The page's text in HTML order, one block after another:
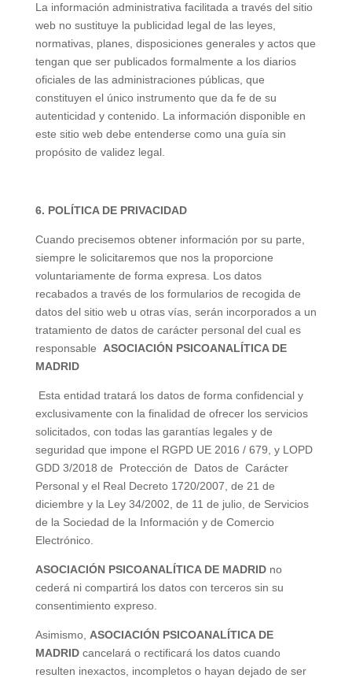
La información administrativa facilitada a través del sitio
web no sustituye la publicidad legal de las leyes,
normativas, planes, disposiciones generales y actos que
tengan que ser publicados formalmente a los diarios
oficiales de las administraciones públicas, que
constituyen el único instrumento que da fe de su
autenticidad y contenido. La información disponible en
este sitio web debe entenderse como una guía sin
propósito de validez legal.
6. POLÍTICA DE PRIVACIDAD
Cuando precisemos obtener información por su parte,
siempre le solicitaremos que nos la proporcione
voluntariamente de forma expresa. Los datos
recabados a través de los formularios de recogida de
datos del sitio web u otras vías, serán incorporados a un
tratamiento de datos de carácter personal del cual es
responsable ASOCIACIÓN PSICOANALÍTICA DE
MADRID
Esta entidad tratará los datos de forma confidencial y
exclusivamente con la finalidad de ofrecer los servicios
solicitados, con todas las garantías legales y de
seguridad que impone el RGPDUE 2016 / 679, y LOPD
GDD 3/2018 de Protección de Datos de Carácter
Personal y el Real Decreto 1720/2007, de 21 de
diciembre y la Ley 34/2002, de 11 de julio, de Servicios
de la Sociedad de la Información y de Comercio
Electrónico.
ASOCIACIÓN PSICOANALÍTICA DE MADRID no
cederá ni compartirá los datos con terceros sin su
consentimiento expreso.
Asimismo, ASOCIACIÓN PSICOANALÍTICA DE
MADRID cancelará o rectificará los datos cuando
resulten inexactos, incompletos o hayan dejado de ser